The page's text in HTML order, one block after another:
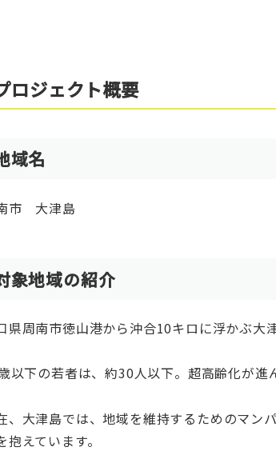
ロジェクト概要
域名
市 大津島
象地域の紹介
県周南市徳山港から沖合10キロに浮かぶ大
以下の若者は、約30人以下。超高齢化が進
、大津島では、地域を維持するためのマン
抱えています。